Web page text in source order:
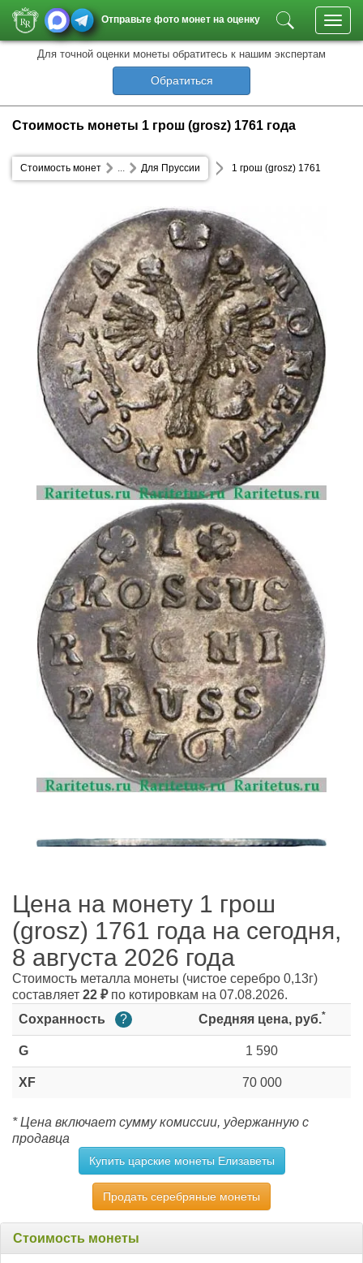
Отправьте фото монет на оценку
Для точной оценки монеты обратитесь к нашим экспертам
Обратиться
Стоимость монеты 1 грош (grosz) 1761 года
Стоимость монет Для Пруссии
... 1 грош (grosz) 1761
Цена на монету 1 грош
(grosz) 1761 года на сегодня,
8 августа 2026 года
Стоимость металла монеты (чистое серебро 0,13г)
составляет 22 ₽по котировкам на 07.08.2026.
Сохранность
? Средняя цена, руб.*
G 1 590
XF 70 000
* Цена включает сумму комиссии, удержанную с
продавца
Купить царские монеты Елизаветы
Продать серебряные монеты
Стоимость монеты